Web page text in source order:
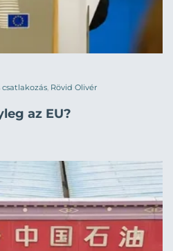
csatlakozás Rövid Olivér
az EU?